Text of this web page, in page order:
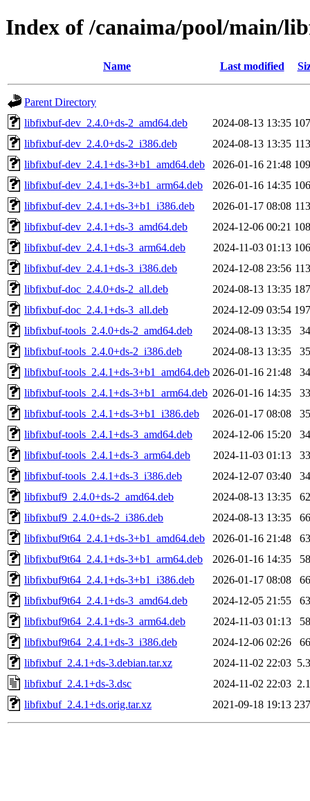
Index of /canaima/pool/main/
Name Last modified
Parent Directory
libfixbuf-dev_2.4.0+ds-2_amd64.deb
2024-08-13 13:35
libfixbuf-dev_2.4.0+ds-2_i386.deb
2024-08-13 13:35
libfixbuf-dev_2.4.1+ds-3+b1_amd64.deb
2026-01-16 21:48
libfixbuf-dev_2.4.1+ds-3+b1_arm64.deb
2026-01-16 14:35
libfixbuf-dev_2.4.1+ds-3+b1_i386.deb
2026-01-17 08:08
libfixbuf-dev_2.4.1+ds-3_amd64.deb
2024-12-06 00:21
libfixbuf-dev_2.4.1+ds-3_arm64.deb
2024-11-03 01:13
libfixbuf-dev_2.4.1+ds-3_i386.deb
2024-12-08 23:56
libfixbuf-doc_2.4.0+ds-2_all.deb
2024-08-13 13:35
libfixbuf-doc_2.4.1+ds-3_all.deb
2024-12-09 03:54
libfixbuf-tools_2.4.0+ds-2_amd64.deb
2024-08-13 13:35
libfixbuf-tools_2.4.0+ds-2_i386.deb
2024-08-13 13:35
libfixbuf-tools_2.4.1+ds-3+b1_amd64.deb 2026-01-16 21:48
libfixbuf-tools_2.4.1+ds-3+b1_arm64.deb 2026-01-16 14:35
libfixbuf-tools_2.4.1+ds-3+b1_i386.deb
2026-01-17 08:08
libfixbuf-tools_2.4.1+ds-3_amd64.deb
2024-12-06 15:20
libfixbuf-tools_2.4.1+ds-3_arm64.deb
2024-11-03 01:13
libfixbuf-tools_2.4.1+ds-3_i386.deb
2024-12-07 03:40
libfixbuf9_2.4.0+ds-2_amd64.deb
2024-08-13 13:35
libfixbuf9_2.4.0+ds-2_i386.deb
2024-08-13 13:35
libfixbuf9t64_2.4.1+ds-3+b1_amd64.deb
2026-01-16 21:48
libfixbuf9t64_2.4.1+ds-3+b1_arm64.deb
2026-01-16 14:35
libfixbuf9t64_2.4.1+ds-3+b1_i386.deb
2026-01-17 08:08
libfixbuf9t64_2.4.1+ds-3_amd64.deb
2024-12-05 21:55
libfixbuf9t64_2.4.1+ds-3_arm64.deb
2024-11-03 01:13
libfixbuf9t64_2.4.1+ds-3_i386.deb
2024-12-06 02:26
libfixbuf_2.4.1+ds-3.debian.tar.xz
2024-11-02 22:03
libfixbuf_2.4.1+ds-3.dsc
2024-11-02 22:03
libfixbuf_2.4.1+ds.orig.tar.xz
2021-09-18 19:13